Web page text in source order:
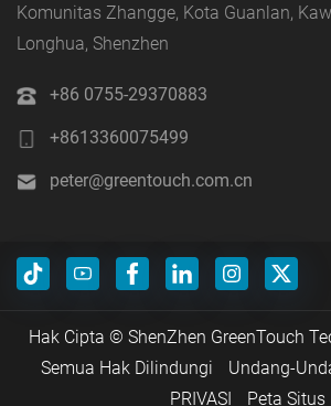
Komunitas Zhangge, Kota Guanlan,
Longhua, Shenzhen
+86 0755-29370883
+8613360075499
peter@greentouch.com.cn
Hak Cipta © ShenZhen GreenTouch
Semua Hak Dilindungi
Undang-
PRIVASI
Peta Situs